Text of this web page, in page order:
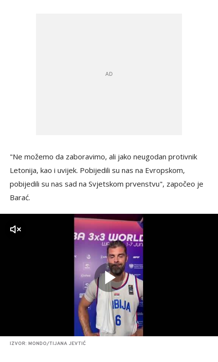
"Ne možemo da zaboravimo, ali jako neugodan protivnik
Letonija, kao i uvijek. Pobijedili su nas na Evropskom,
pobijedili su nas sad na Svjetskom prvenstvu", započeo je
Barać.
IZVOR: MONDO/TIJANA JEVTIĆ